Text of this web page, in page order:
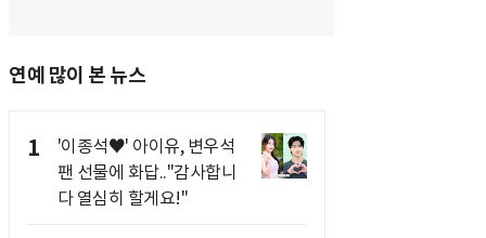
연예 많이 본 뉴스
1
'이종석♥' 아이유, 변우석
팬 선물에 화답.."감사합니
다 열심히 할게요!"